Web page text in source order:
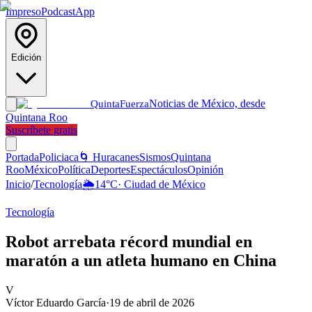
ImpresoPodcastApp
Edición
QuintaFuerzaNoticias de México, desde
Quintana Roo
Suscríbete gratis
PortadaPoliciaca 🌀 HuracanesSismosQuintana
RooMéxicoPolíticaDeportesEspectáculosOpinión
Inicio/Tecnología🌦️14°C· Ciudad de México
Tecnología
Robot arrebata récord mundial en
maratón a un atleta humano en China
V
Víctor Eduardo García·19 de abril de 2026